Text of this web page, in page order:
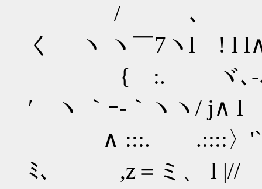
/ 、 , ｨ'_´,.
く ヽ ヽ￣7ヽl ! l
{ :. ヾ､-､／＿
′ ヽ ｀ｰ-｀ヽヽ/
∧ :::. .::::〉'`
ﾐ､ ,z＝ミ、 l |//